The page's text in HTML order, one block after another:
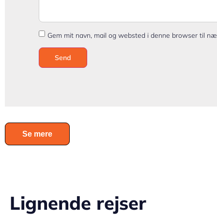
Gem mit navn, mail og websted i denne browser til
Se mere
Lignende rejser